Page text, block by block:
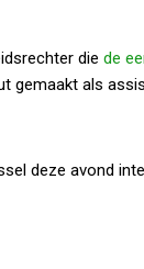
die de
gemaakt als
deze avond